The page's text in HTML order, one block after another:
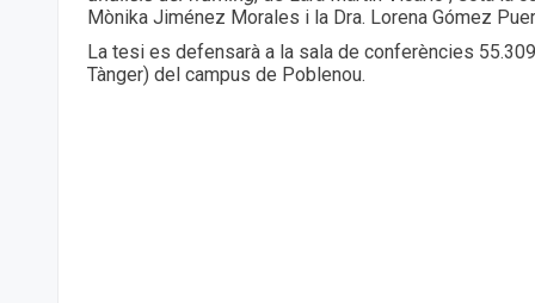
Mònika Jiménez Morales i la Dra. Lorena Gómez
La tesi es defensarà a la sala de conferències
Tànger) del campus de Poblenou.